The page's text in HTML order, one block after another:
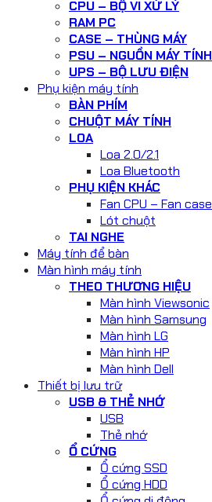
CPU – BỘ VI XỬ LÝ
RAM PC
CASE – THÙNG MÁY
PSU – NGUỒN MÁY TÍNH
UPS – BỘ LƯU ĐIỆN
Phụ kiện máy tính
BÀN PHÍM
CHUỘT MÁY TÍNH
LOA
Loa 2.0/2.1
Loa Bluetooth
PHỤ KIỆN KHÁC
Fan CPU – Fan case
Lót chuột
TAI NGHE
Máy tính để bàn
Màn hình máy tính
THEO THƯƠNG HIỆU
Màn hình Viewsonic
Màn hình Samsung
Màn hình LG
Màn hình HP
Màn hình Dell
Thiết bị lưu trữ
USB & THẺ NHỚ
USB
Thẻ nhớ
Ổ CỨNG
Ổ cứng SSD
Ổ cứng HDD